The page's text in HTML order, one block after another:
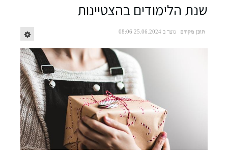
שנת הלימודים בהצטיינות
תוכן מקודם נוצר ב 25.06.2024 08:06